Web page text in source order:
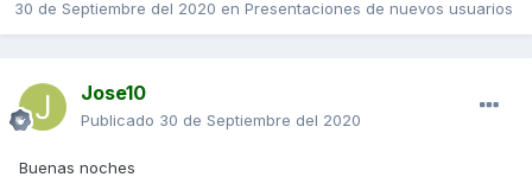
30 de Septiembre del 2020 en Presentaciones de nuevos usuarios
Jose10
Publicado 30 de Septiembre del 2020
Buenas noches